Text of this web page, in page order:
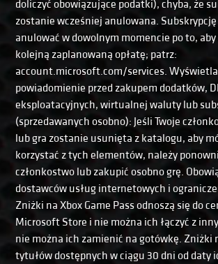
doliczyć obowiązujące podatki), chyba, że
zostanie wcześniej anulowana.
anulować w dowolnym momencie po to,
kolejną zaplanowaną opłatę; patrz:
account.microsoft.com/services.
powiadomienie przed zakupem dodatków,
eksploatacyjnych, wirtualnej waluty lub
(sprzedawanych osobno): Jeśli Twoje
lub gra zostanie usunięta z katalogu, aby
korzystać z tych elementów, należy
członkostwo lub zakupić osobno grę.
dostawców usług internetowych i
Zniżki na Xbox Game Pass odnoszą się do
Microsoft Store i nie można ich łączyć z
nie można ich zamienić na gotówkę. Zniżki
tytułów dostępnych w ciągu 30 dni od daty